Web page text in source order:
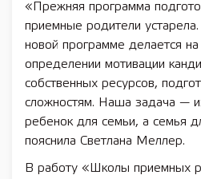
«Прежняя программа
приемные родители
новой программе делается
определении мотивации
собственных ресурсов,
сложностям. Наша задача —
ребенок для семьи, а семья
пояснила Светлана Меллер.
В работу «Школы приемных